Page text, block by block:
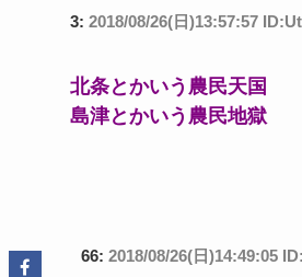
3: 2018/08/26(日)13:57:57
北条とかいう農民天国
島津とかいう農民地獄
66: 2018/08/26(日)14:49:05